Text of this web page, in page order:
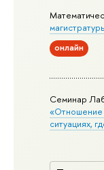
онлайн
Семинар
«Отношение
ситуациях,